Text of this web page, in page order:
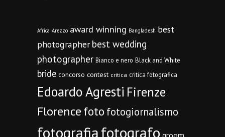
Africa Arezzo award winning Bangladesh best
photographer best wedding
photographer Bianco e nero Black and White
bride concorso contest critica critica fotografica
Edoardo Agresti Firenze
Florencefoto fotogiornalismo
fotografiafotografo